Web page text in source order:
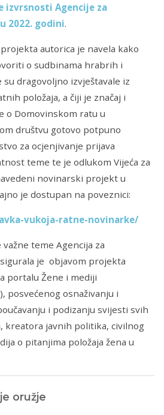
izvrsnosti Agencije za
2022. godini.
autorica je navela kako
o sudbinama hrabrih i
dragovoljno izvještavale iz
položaja, a čiji je značaj i
o Domovinskom ratu u
društvu gotovo potpuno
za ocjenjivanje prijava
teme te je odlukom Vijeća za
novinarski projekt u
je dostupan na poveznici:
vukoja-ratne-novinarke/
teme Agencija za
je objavom projekta
portalu Žene i mediji
), posvećenog osnaživanju i
i podizanju svijesti svih
kreatora javnih politika, civilnog
o pitanjima položaja žena u
oružje